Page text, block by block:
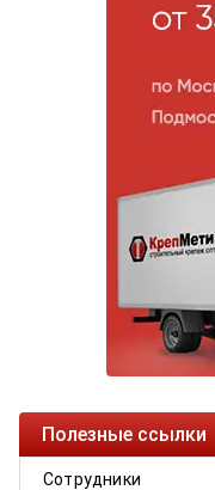
Полезные ссылки
Сотрудники